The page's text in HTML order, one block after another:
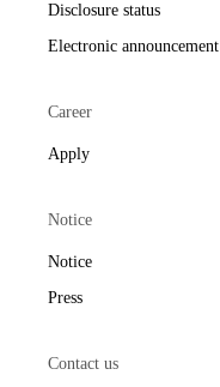
Disclosure status
Electronic announcement
Career
Apply
Notice
Notice
Press
Contact us